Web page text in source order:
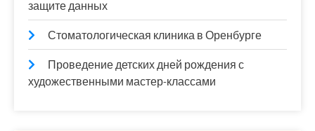
защите данных
Стоматологическая клиника в Оренбурге
Проведение детских дней рождения с
художественными мастер-классами